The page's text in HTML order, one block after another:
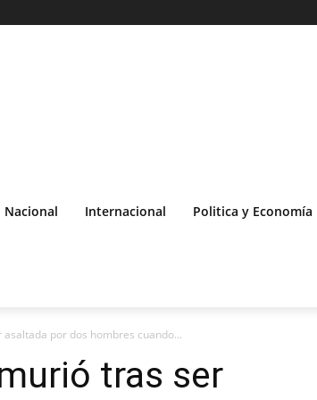
Nacional Internacional Politica y Economía
por dos hombres cuando...
tras ser